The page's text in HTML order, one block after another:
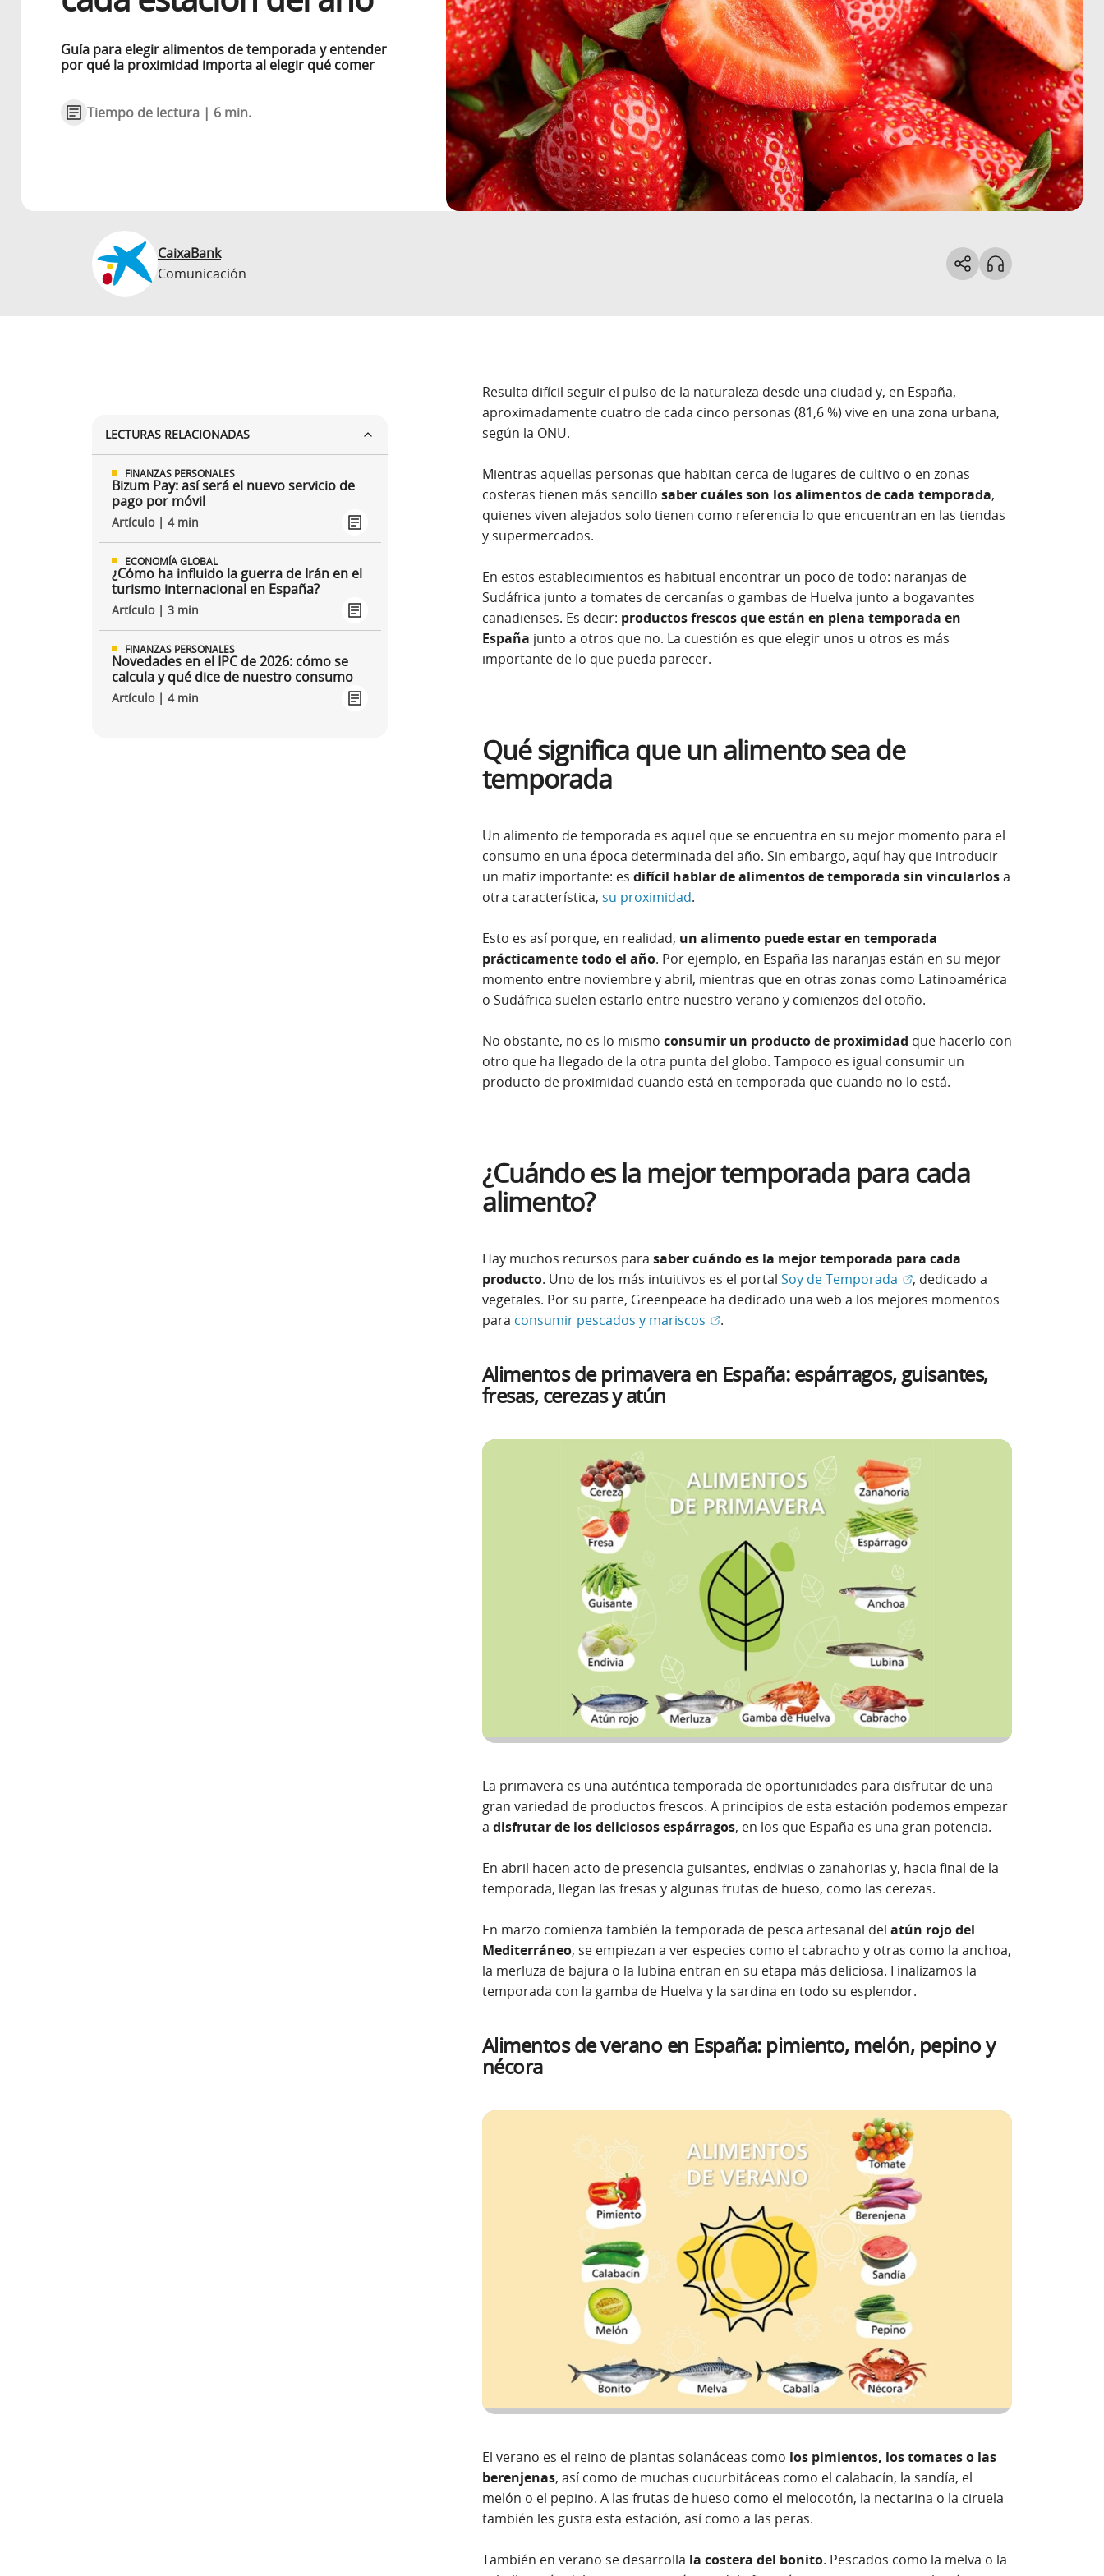
Guía para elegir alimentos de temporada y entender
por qué la proximidad importa al elegir qué comer
Tiempo de lectura | 6 min.
CaixaBank
Comunicación
LECTURAS RELACIONADAS
FINANZAS PERSONALES
Bizum Pay: así será el nuevo servicio de
pago por móvil
Artículo | 4 min
ECONOMÍA GLOBAL
¿Cómo ha influido la guerra de Irán en el
turismo internacional en España?
Artículo | 3 min
FINANZAS PERSONALES
Novedades en el IPC de 2026: cómo se
calcula y qué dice de nuestro consumo
Artículo | 4 min
Resulta difícil seguir el pulso de la naturaleza desde una ciudad y, en España,
aproximadamente cuatro de cada cinco personas (81,6 %) vive en una zona urbana,
según la ONU.
Mientras aquellas personas que habitan cerca de lugares de cultivo o en zonas
costeras tienen más sencillo saber cuáles son los alimentos de cada temporada,
quienes viven alejados solo tienen como referencia lo que encuentran en las tiendas
y supermercados.
En estos establecimientos es habitual encontrar un poco de todo: naranjas de
Sudáfrica junto a tomates de cercanías o gambas de Huelva junto a bogavantes
canadienses. Es decir: productos frescos que están en plena temporada en
España junto a otros que no. La cuestión es que elegir unos u otros es más
importante de lo que pueda parecer.
Qué significa que un alimento sea de
temporada
Un alimento de temporada es aquel que se encuentra en su mejor momento para el
consumo en una época determinada del año. Sin embargo, aquí hay que introducir
un matiz importante: es difícil hablar de alimentos de temporada sin vincularlosa
otra característica, su proximidad.
Esto es así porque, en realidad, un alimento puede estar en temporada
prácticamente todo el año. Por ejemplo, en España las naranjas están en su mejor
momento entre noviembre y abril, mientras que en otras zonas como Latinoamérica
o Sudáfrica suelen estarlo entre nuestro verano y comienzos del otoño.
No obstante, no es lo mismo consumir un producto de proximidad que hacerlo con
otro que ha llegado de la otra punta del globo. Tampoco es igual consumir un
producto de proximidad cuando está en temporada que cuando no lo está.
¿Cuándo es la mejor temporada para cada
alimento?
Hay muchos recursos para saber cuándo es la mejor temporada para cada
producto. Uno de los más intuitivos es el portal Soy de Temporada (Abrir en ventana nueva)
, dedicado a
vegetales. Por su parte, Greenpeace ha dedicado una web a los mejores momentos
para consumir pescados y mariscos (Abrir en ventana nueva)
.
Alimentos de primavera en España: espárragos, guisantes,
fresas, cerezas y atún
La primavera es una auténtica temporada de oportunidades para disfrutar de una
gran variedad de productos frescos. A principios de esta estación podemos empezar
a disfrutar de los deliciosos espárragos, en los que España es una gran potencia.
En abril hacen acto de presencia guisantes, endivias o zanahorias y, hacia final de la
temporada, llegan las fresas y algunas frutas de hueso, como las cerezas.
En marzo comienza también la temporada de pesca artesanal del atún rojo del
Mediterráneo, se empiezan a ver especies como el cabracho y otras como la anchoa,
la merluza de bajura o la lubina entran en su etapa más deliciosa. Finalizamos la
temporada con la gamba de Huelva y la sardina en todo su esplendor.
Alimentos de verano en España: pimiento, melón, pepino y
nécora
El verano es el reino de plantas solanáceas como los pimientos, los tomates o las
berenjenas, así como de muchas cucurbitáceas como el calabacín, la sandía, el
melón o el pepino. A las frutas de hueso como el melocotón, la nectarina o la ciruela
también les gusta esta estación, así como a las peras.
También en verano se desarrolla la costera del bonito. Pescados como la melva o la